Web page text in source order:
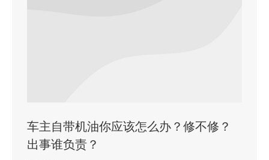
车主自带机油你应该怎么办？修不修？
出事谁负责？